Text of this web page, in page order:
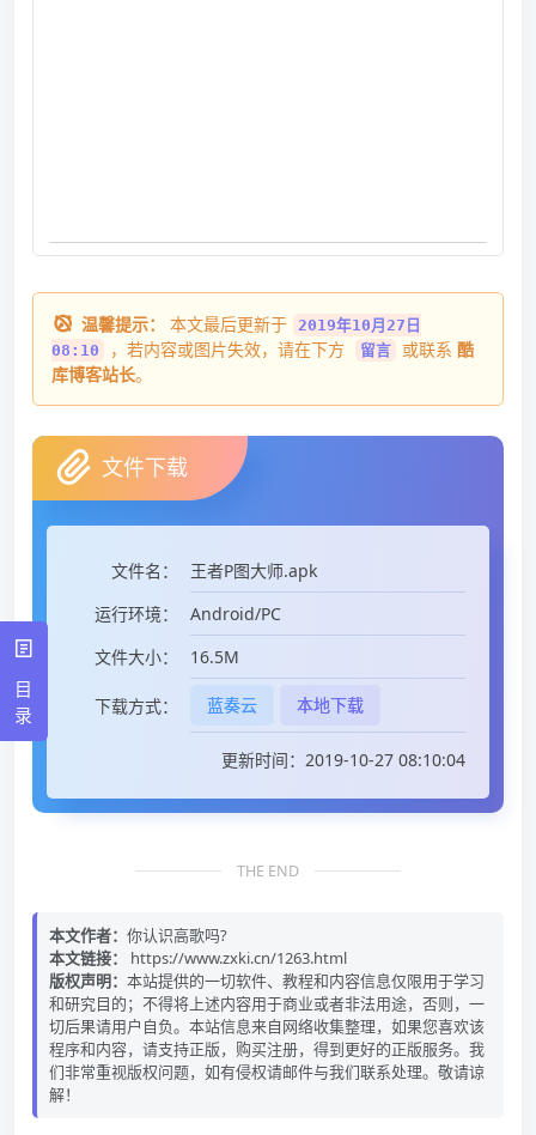
温馨提示： 本文最后更新于
2019年10月27日
08:10
，若内容或图片失效，请在下方 留言 或联系 酷
库博客站长。
文件下载
文件名：
王者P图大师.apk
运行环境：
Android/PC
文件大小：
16.5M
下载方式： 蓝奏云 本地下载
更新时间：2019-10-27 08:10:04
THE END
本文作者： 你认识高歌吗?
本文链接：
https://www.zxki.cn/1263.html
版权声明： 本站提供的一切软件、教程和内容信息仅限用于学习
和研究目的；不得将上述内容用于商业或者非法用途，否则，一
切后果请用户自负。本站信息来自网络收集整理，如果您喜欢该
程序和内容，请支持正版，购买注册，得到更好的正版服务。我
们非常重视版权问题，如有侵权请邮件与我们联系处理。敬请谅
解！
目
录